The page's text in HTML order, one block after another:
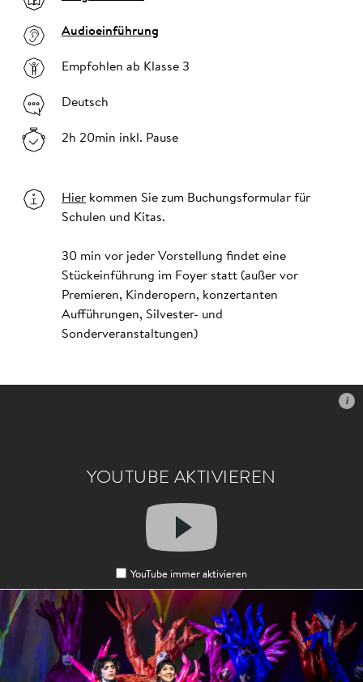
Audioeinführung
Empfohlen ab Klasse 3
Deutsch
2h 20min inkl. Pause
Hier kommen Sie zum Buchungsformular für
Schulen und Kitas.
30 min vor jeder Vorstellung findet eine
Stückeinführung im Foyer statt (außer vor
Premieren, Kinderopern, konzertanten
Aufführungen, Silvester- und
Sonderveranstaltungen)
YOUTUBE AKTIVIEREN
i
YouTube immer aktivieren
YOUTUBE AKTIVIEREN
i
YouTube immer aktivieren